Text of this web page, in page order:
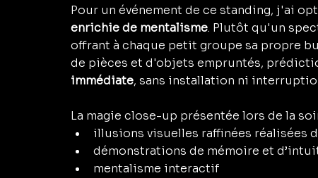
Pour un événement de ce standing, j'ai
enrichie de mentalisme. Plutôt qu'un
offrant à chaque petit groupe sa propre
de pièces et d'objets empruntés,
immédiate, sans installation ni
La magie close-up présentée lors de la
illusions visuelles raffinées réalisées
démonstrations de mémoire et
mentalisme interactif